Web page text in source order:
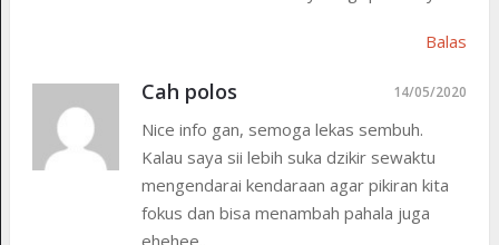
Balas
Cah polos 14/05/2020
Nice info gan, semoga lekas sembuh.
Kalau saya sii lebih suka dzikir sewaktu
mengendarai kendaraan agar pikiran kita
fokus dan bisa menambah pahala juga